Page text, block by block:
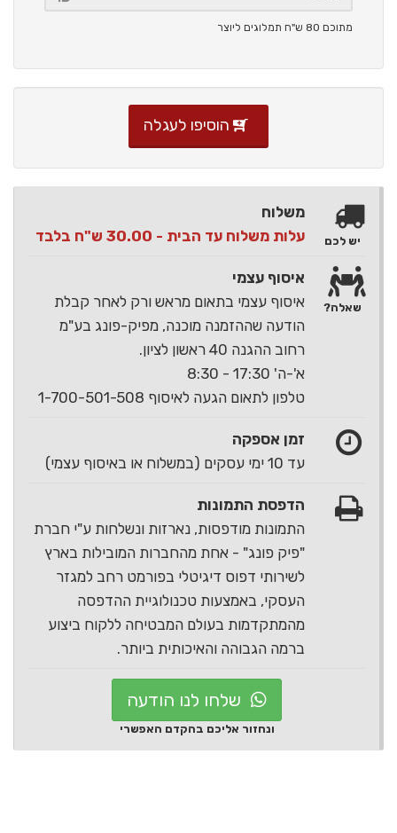
מתוכם 80 ש"ח תמלוגים ליוצר
הוסיפו לעגלה
משלוח
עלות משלוח עד הבית - 30.00 ש"ח בלבד
איסוף עצמי
איסוף עצמי בתאום מראש ורק לאחר קבלת
הודעה שההזמנה מוכנה, מפיק-פונג בע"מ
רחוב ההגנה 40 ראשון לציון.
א'-ה' 17:30 - 8:30
טלפון לתאום הגעה לאיסוף 1-700-501-508
זמן אספקה
עד 10 ימי עסקים (במשלוח או באיסוף עצמי)
הדפסת התמונות
התמונות מודפסות, נארזות ונשלחות ע"י חברת
"פיק פונג" - אחת מהחברות המובילות בארץ
לשירותי דפוס דיגיטלי בפורמט רחב למגזר
העסקי, באמצעות טכנולוגיית ההדפסה
מהמתקדמות בעולם המבטיחה ללקוח ביצוע
ברמה הגבוהה והאיכותית ביותר.
יש לכם
שאלה?
שלחו לנו הודעה
ונחזור אליכם בהקדם האפשרי